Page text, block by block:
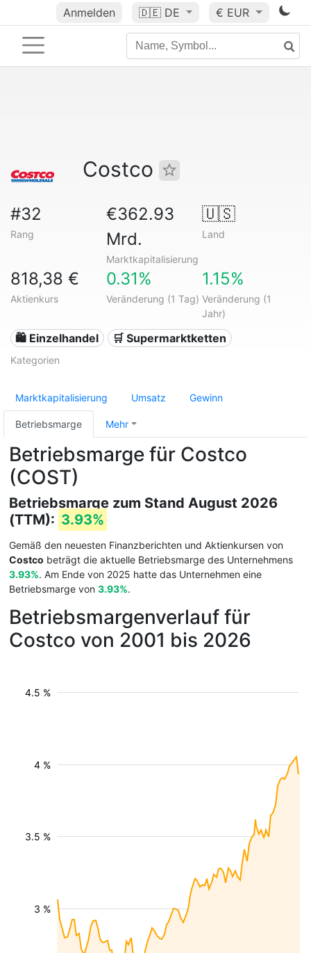
Anmelden 🇩🇪 DE € EUR
Costco
#32
Rang
€362.93
Mrd.
Marktkapitalisierung
🇺🇸
Land
818,38 €
Aktienkurs
0.31%
Veränderung (1 Tag)
1.15%
Veränderung (1
Jahr)
🛍️ Einzelhandel 🛒 Supermarktketten
Kategorien
Marktkapitalisierung Umsatz Gewinn
Betriebsmarge Mehr
Betriebsmarge für Costco
(COST)
Betriebsmarge zum Stand August 2026
(TTM): 3.93%
Gemäß den neuesten Finanzberichten und Aktienkursen von
Costco beträgt die aktuelle Betriebsmarge des Unternehmens
3.93%. Am Ende von 2025 hatte das Unternehmen eine
Betriebsmarge von 3.93%.
Betriebsmargenverlauf für
Costco von 2001 bis 2026
3 %
3.5 %
4 %
4.5 %